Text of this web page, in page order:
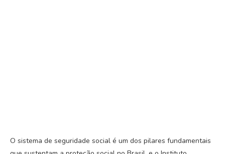
O sistema de seguridade social é um dos pilares fundamentais